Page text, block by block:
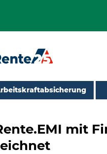
mit